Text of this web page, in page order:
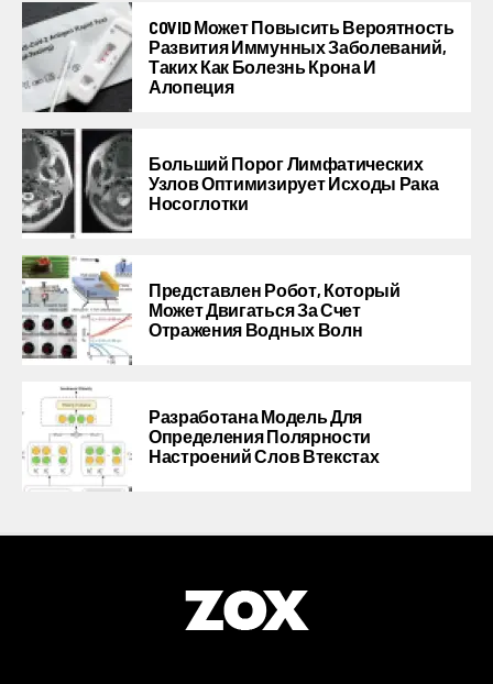
COVID Может Повысить Вероятность
Развития Иммунных Заболеваний,
Таких Как Болезнь Крона И
Алопеция
Больший Порог Лимфатических
Узлов Оптимизирует Исходы Рака
Носоглотки
Представлен Робот, Который
Может Двигаться За Счет
Отражения Водных Волн
Разработана Модель Для
Определения Полярности
Настроений Слов Втекстах